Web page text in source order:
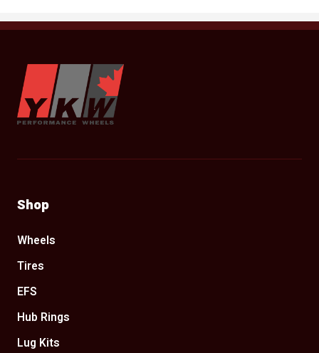
YKW Wheels
Shop
Wheels
Tires
EFS
Hub Rings
Lug Kits